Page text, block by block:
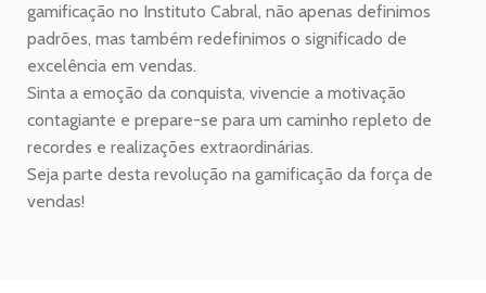
gamificação no Instituto Cabral, não apenas definimos
padrões, mas também redefinimos o significado de
excelência em vendas.
Sinta a emoção da conquista, vivencie a motivação
contagiante e prepare-se para um caminho repleto de
recordes e realizações extraordinárias.
Seja parte desta revolução na gamificação da força de
vendas!